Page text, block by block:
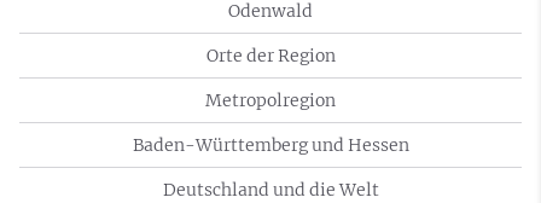
Odenwald
Orte der Region
Metropolregion
Baden-Württemberg und Hessen
Deutschland und die Welt